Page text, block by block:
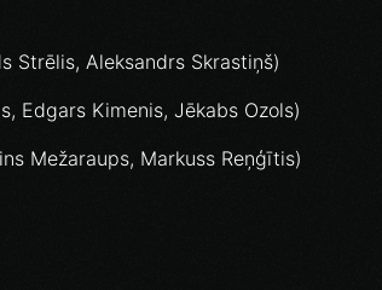
Strēlis, Aleksandrs Skrastiņš)
Edgars Kimenis, Jēkabs Ozols)
Mežaraups, Markuss Reņģītis)